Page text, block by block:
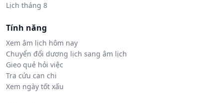
Lịch tháng 8
Tính năng
Xem âm lịch hôm nay
Chuyển đổi dương lịch sang âm lịch
Gieo quẻ hỏi việc
Tra cứu can chi
Xem ngày tốt xấu